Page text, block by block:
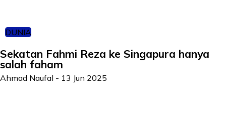
DUNIA
Sekatan Fahmi Reza ke Singapura hanya
salah faham
Ahmad Naufal - 13 Jun 2025